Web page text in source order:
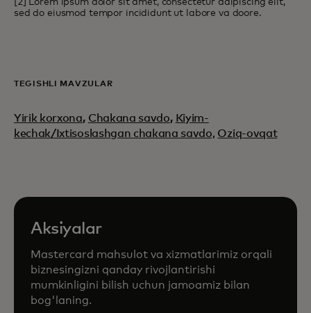
sed do eiusmod tempor incididunt ut labore va doore.
TEGISHLI MAVZULAR
Yirik korxona, Chakana savdo, Kiyim-
kechak/Ixtisoslashgan chakana savdo, Oziq-ovqat
Aksiyalar
Mastercard mahsulot va xizmatlarimiz orqali
biznesingizni qanday rivojlantirishi
mumkinligini bilish uchun jamoamiz bilan
bog'laning.